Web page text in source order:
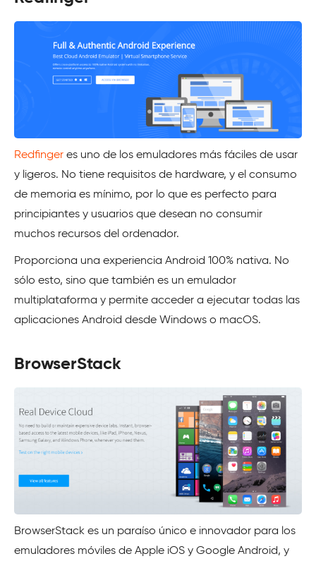
Redfinger es uno de los emuladores más fáciles de usar
y ligeros. No tiene requisitos de hardware, y el consumo
de memoria es mínimo, por lo que es perfecto para
principiantes y usuarios que desean no consumir
muchos recursos del ordenador.
Proporciona una experiencia Android 100% nativa. No
sólo esto, sino que también es un emulador
multiplataforma y permite acceder a ejecutar todas las
aplicaciones Android desde Windows o macOS.
BrowserStack
BrowserStack es un paraíso único e innovador para los
emuladores móviles de Apple iOS y Google Android, y